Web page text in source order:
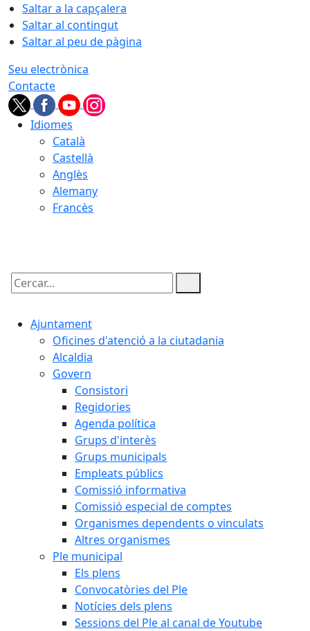
Saltar a la capçalera
Saltar al contingut
Saltar al peu de pàgina
Seu electrònica
Contacte
Idiomes
Català
Castellà
Anglès
Alemany
Francès
Cercar:
Ajuntament
Oficines d'atenció a la ciutadania
Alcaldia
Govern
Consistori
Regidories
Agenda política
Grups d'interès
Grups municipals
Empleats públics
Comissió informativa
Comissió especial de comptes
Organismes dependents o vinculats
Altres organismes
Ple municipal
Els plens
Convocatòries del Ple
Notícies dels plens
Sessions del Ple al canal de Youtube